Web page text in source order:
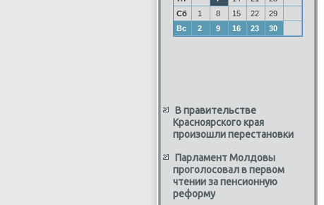
Сб
1 8 15 22
29
Вс
2 9 16 23 30
В правительстве
Красноярского края
произошли перестановки
Парламент Молдовы
проголосовал в первом
чтении за пенсионную
реформу